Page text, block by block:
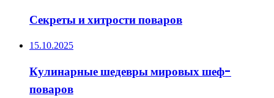
Секреты и хитрости поваров
15.10.2025
Кулинарные шедевры мировых шеф-
поваров